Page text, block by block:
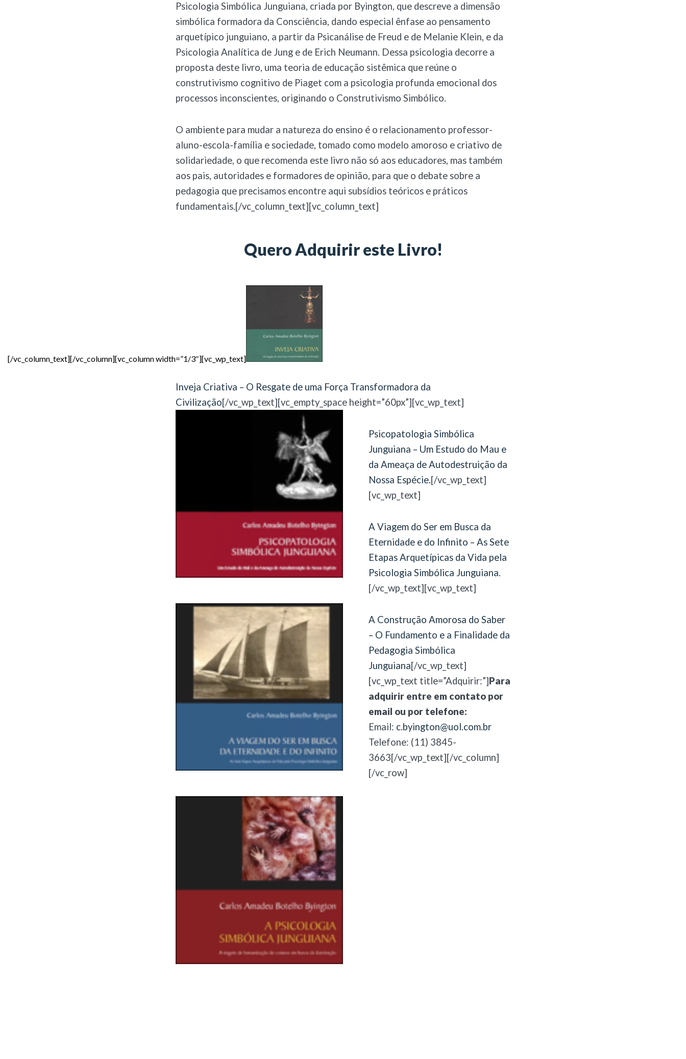
Psicologia Simbólica Junguiana, criada por Byington, que descreve a dimensão
simbólica formadora da Consciência, dando especial ênfase ao pensamento
arquetípico junguiano, a partir da Psicanálise de Freud e de Melanie Klein, e da
Psicologia Analítica de Jung e de Erich Neumann. Dessa psicologia decorre a
proposta deste livro, uma teoria de educação sistêmica que reúne o
construtivismo cognitivo de Piaget com a psicologia profunda emocional dos
processos inconscientes, originando o Construtivismo Simbólico.
O ambiente para mudar a natureza do ensino é o relacionamento professor-
aluno-escola-família e sociedade, tomado como modelo amoroso e criativo de
solidariedade, o que recomenda este livro não só aos educadores, mas também
aos pais, autoridades e formadores de opinião, para que o debate sobre a
pedagogia que precisamos encontre aqui subsídios teóricos e práticos
fundamentais.[/vc_column_text][vc_column_text]
Quero Adquirir este Livro!
[/vc_column_text][/vc_column][vc_column width=”1/3″][vc_wp_text]
Inveja Criativa – O Resgate de uma Força Transformadora da
Civilização[/vc_wp_text][vc_empty_space height=”60px”][vc_wp_text]
Psicopatologia Simbólica
Junguiana – Um Estudo do Mau e
da Ameaça de Autodestruição da
Nossa Espécie.[/vc_wp_text]
[vc_wp_text]
A Viagem do Ser em Busca da
Eternidade e do Infinito – As Sete
Etapas Arquetípicas da Vida pela
Psicologia Simbólica Junguiana.
[/vc_wp_text][vc_wp_text]
A Construção Amorosa do Saber
– O Fundamento e a Finalidade da
Pedagogia Simbólica
Junguiana[/vc_wp_text]
[vc_wp_text title=”Adquirir:”]Para
adquirir entre em contato por
email ou por telefone:
Email: c.byington@uol.com.br
Telefone: (11) 3845-
3663[/vc_wp_text][/vc_column]
[/vc_row]